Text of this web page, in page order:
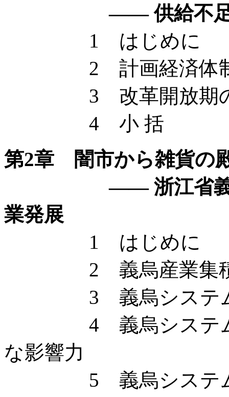
—— 供給不足から
1 はじめに
2 計画経済体制
3 改革開放期の
4 小 括
第2章 闇市から雑貨の
—— 浙江省義烏市
業発展
1 はじめに
2 義烏産業集積の
3 義烏システムの
4 義烏システムの
な影響力
5 義烏システム